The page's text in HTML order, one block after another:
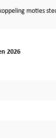
moties
2026